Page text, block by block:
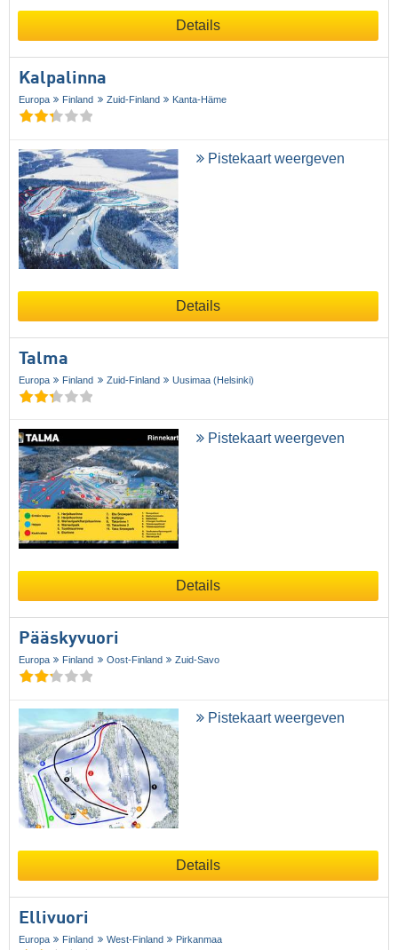
Details
Kalpalinna
Europa Finland Zuid-Finland Kanta-Häme
Pistekaart weergeven
Details
Talma
Europa Finland Zuid-Finland Uusimaa (Helsinki)
Pistekaart weergeven
Details
Pääskyvuori
Europa Finland Oost-Finland Zuid-Savo
Pistekaart weergeven
Details
Ellivuori
Europa Finland West-Finland Pirkanmaa